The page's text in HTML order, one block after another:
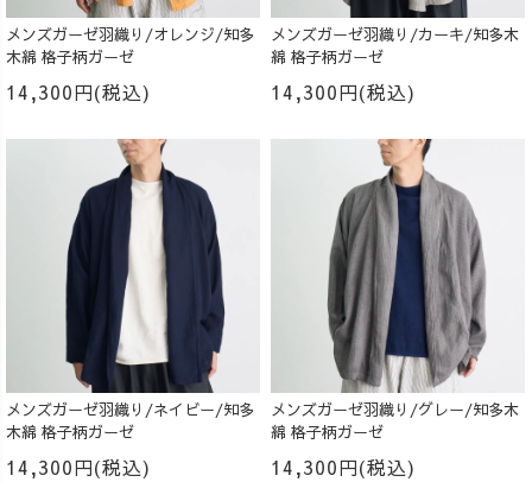
メンズガーゼ羽織り/オレンジ/知多
木綿 格子柄ガーゼ
14,300円(税込)
メンズガーゼ羽織り/カーキ/知多木
綿 格子柄ガーゼ
14,300円(税込)
メンズガーゼ羽織り/ネイビー/知多
木綿 格子柄ガーゼ
14,300円(税込)
メンズガーゼ羽織り/グレー/知多木
綿 格子柄ガーゼ
14,300円(税込)